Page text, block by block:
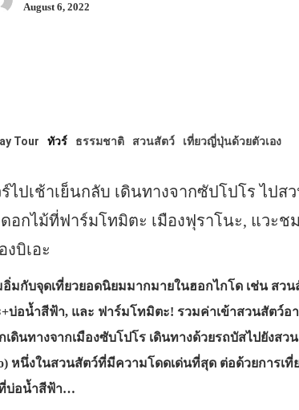
August 6, 2022
Tour ทัวร์ ธรรมชาติ สวนสัตว์ เที่ยวญี่ปุ่นด้วยตัวเอง
ไปเช้าเย็นกลับ เดินทางจากซัปโปโร ไปส
อกไม้ที่ฟาร์มโทมิตะ เมืองฟุราโนะ, แวะ
งบิเอะ
อิ่มกับจุดเที่ยวยอดนิยมมากมายในฮอกไกโด เช่น สวน
+บ่อน้ำสีฟ้า, และ ฟาร์มโทมิตะ! รวมค่าเข้าสวนสัตว์
เดินทางจากเมืองซับโปโร เดินทางด้วยรถบัสไปยังสว
หนึ่งในสวนสัตว์ที่มีความโดดเด่นที่สุด ต่อด้วยการเ
บ่อน้ำสีฟ้า…